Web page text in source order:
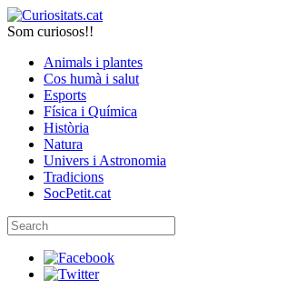
Som curiosos!!
Animals i plantes
Cos humà i salut
Esports
Física i Química
Història
Natura
Univers i Astronomia
Tradicions
SocPetit.cat